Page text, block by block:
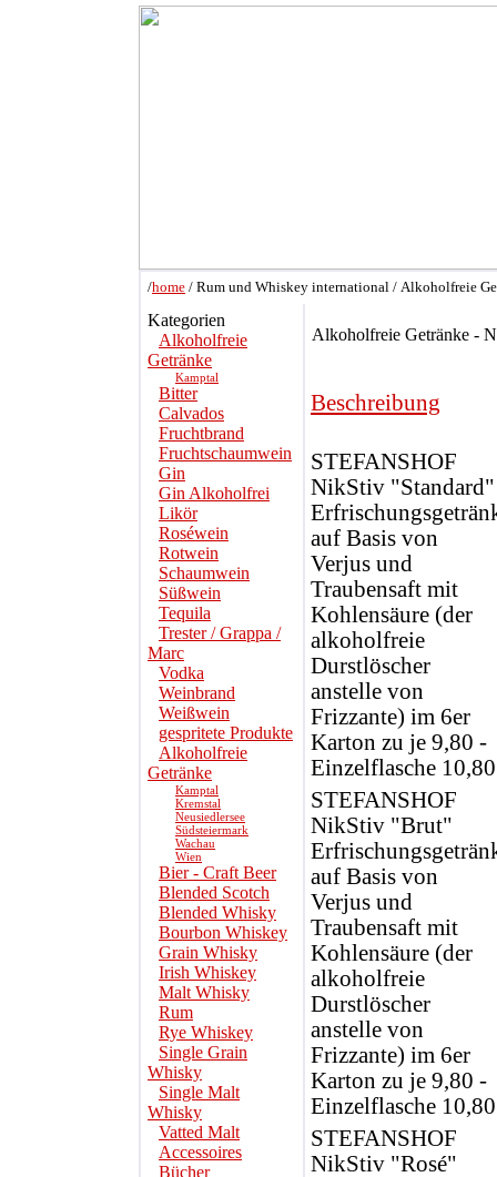
/home / Rum und Whiskey international / Alkoholfreie
Kategorien
Alkoholfreie
Getränke
Kamptal
Bitter
Calvados
Fruchtbrand
Fruchtschaumwein
Gin
Gin Alkoholfrei
Likör
Roséwein
Rotwein
Schaumwein
Süßwein
Tequila
Trester / Grappa /
Marc
Vodka
Weinbrand
Weißwein
gespritete Produkte
Alkoholfreie
Getränke
Kamptal
Kremstal
Neusiedlersee
Südsteiermark
Wachau
Wien
Bier - Craft Beer
Blended Scotch
Blended Whisky
Bourbon Whiskey
Grain Whisky
Irish Whiskey
Malt Whisky
Rum
Rye Whiskey
Single Grain
Whisky
Single Malt
Whisky
Vatted Malt
Accessoires
Bücher
Alkoholfreie Getränke -
Beschreibung
STEFANSHOF
NikStiv "Standard"
auf Basis von
Verjus und
Traubensaft mit
Kohlensäure (der
alkoholfreie
Durstlöscher
anstelle von
Frizzante) im 6er
Karton zu je 9,80 -
Einzelflasche 10,80
STEFANSHOF
NikStiv "Brut"
auf Basis von
Verjus und
Traubensaft mit
Kohlensäure (der
alkoholfreie
Durstlöscher
anstelle von
Frizzante) im 6er
Karton zu je 9,80 -
Einzelflasche 10,80
STEFANSHOF
NikStiv "Rosé"